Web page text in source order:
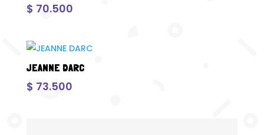
$ 70.500
JEANNE DARC
$ 73.500